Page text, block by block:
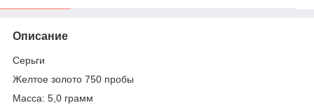
Описание
Серьги
Желтое золото 750 пробы
Масса: 5,0 грамм